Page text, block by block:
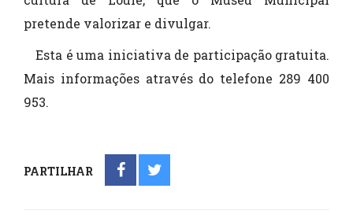
pretende valorizar e divulgar.
Esta é uma iniciativa de participação gratuita.
Mais informações através do telefone 289 400
953.
PARTILHAR